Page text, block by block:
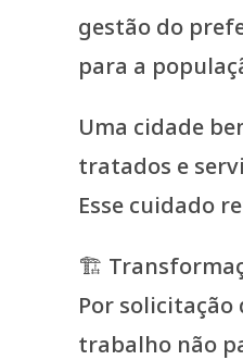
Uma cidade
tratados e
Esse cuidado
🏗️
Por solicitação
trabalho não